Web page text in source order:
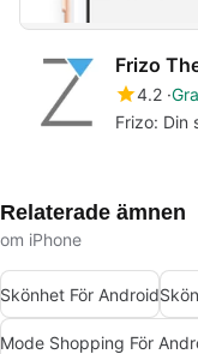
Frizo
4.2
Frizo: Din
Relaterade ämnen
om iPhone
Skönhet För Android
Mode Shopping För